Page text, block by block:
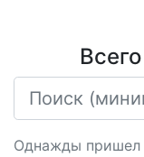
Однажды пришел